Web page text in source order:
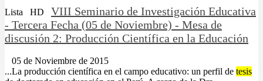
Lista HD
VIII Seminario de Investigación Educativa
- Tercera Fecha (05 de Noviembre) - Mesa de
discusión 2: Producción Científica en la Educación
05 de Noviembre de 2015
...La producción científica en el campo educativo: un perfil de tesis